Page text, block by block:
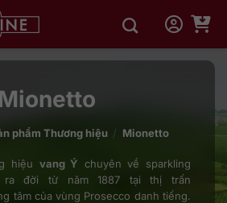
Mionetto
phẩm Thương hiệu / Mionetto
hiệu vang Ý chuyên về sparkling
ra đời từ năm 1887 tại thị trấn
tâm của vùng Prosecco danh tiếng.